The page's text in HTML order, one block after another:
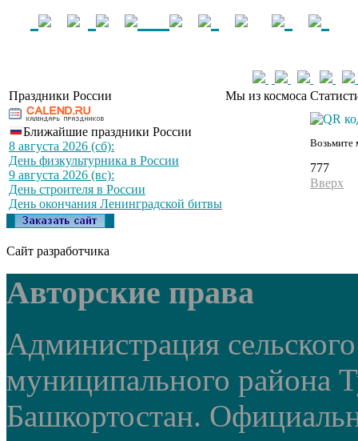
Праздники России Мы из космоса
Ближайшие праздники России
8 августа 2026 (сб):
День физкультурника в России
9 августа 2026 (вс):
День строителя в России
День окончания Ленинградской битвы
Возьмите
777
Вверх
Сайт разработчика
Авторские права
Администрация
муниципального района
Башкортостан.